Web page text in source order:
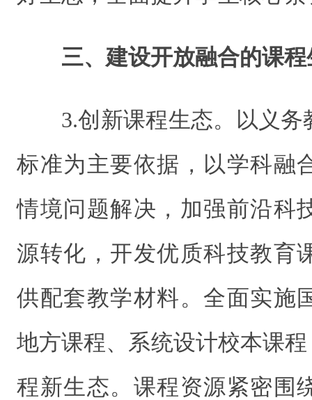
三、建设开放融合的课
3.创新课程生态。以义
标准为主要依据，以学科融
情境问题解决，加强前沿科
源转化，开发优质科技教育
供配套教学材料。全面实施
地方课程、系统设计校本课
程新生态。课程资源紧密围